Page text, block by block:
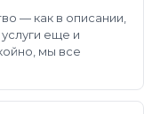
— как в описании,
еще и
мы все